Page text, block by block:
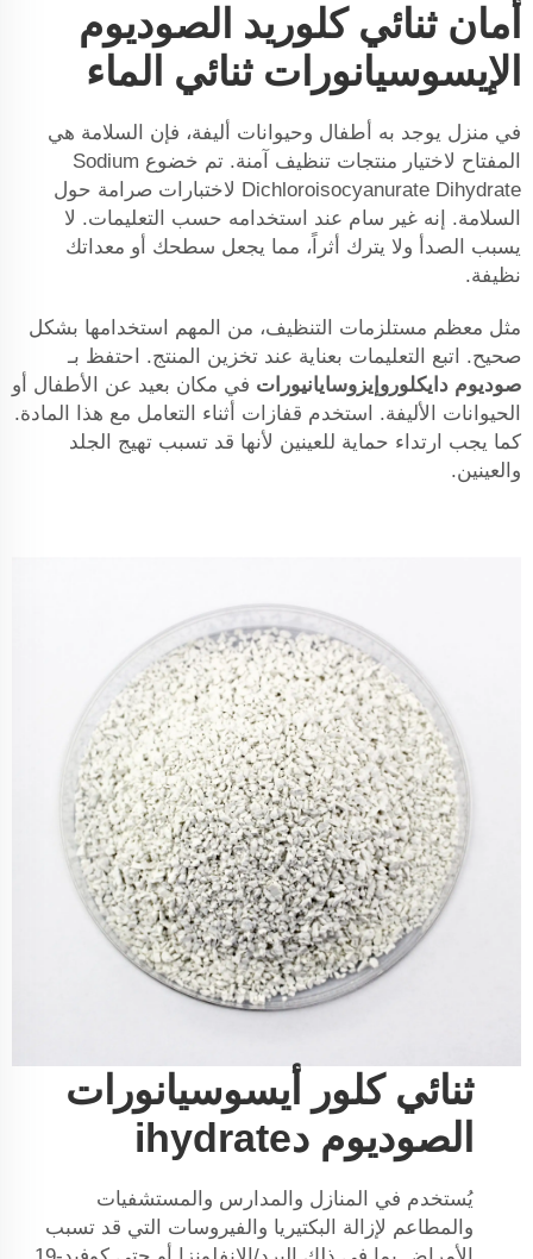
أمان ثنائي كلوريد الصوديوم
الإيسوسيانورات ثنائي الماء
في منزل يوجد به أطفال وحيوانات أليفة، فإن السلامة هي
المفتاح لاختيار منتجات تنظيف آمنة. تم خضوع Sodium
Dichloroisocyanurate Dihydrate لاختبارات صرامة حول
السلامة. إنه غير سام عند استخدامه حسب التعليمات. لا
يسبب الصدأ ولا يترك أثراً، مما يجعل سطحك أو معداتك
نظيفة.
مثل معظم مستلزمات التنظيف، من المهم استخدامها بشكل
صحيح. اتبع التعليمات بعناية عند تخزين المنتج. احتفظ بـ
صوديوم دايكلوروإيزوسايانيورات في مكان بعيد عن الأطفال أو
الحيوانات الأليفة. استخدم قفازات أثناء التعامل مع هذا المادة.
كما يجب ارتداء حماية للعينين لأنها قد تسبب تهيج الجلد
والعينين.
ثنائي كلور أيسوسيانورات
الصوديوم دihydrate
يُستخدم في المنازل والمدارس والمستشفيات
والمطاعم لإزالة البكتيريا والفيروسات التي قد تسبب